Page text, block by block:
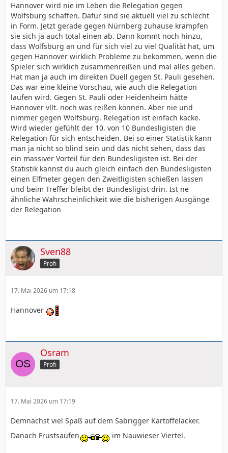
Hannover wird nie im Leben die Relegation gegen
Wolfsburg schaffen. Dafür sind sie aktuell viel zu schlecht
in Form. Jetzt gerade gegen Nürnberg zuhause krampfen
sie sich ja auch total einen ab. Dann kommt noch hinzu,
dass Wolfsburg an und für sich viel zu viel Qualität hat, um
gegen Hannover wirklich Probleme zu bekommen, wenn die
Spieler sich wirklich zusammenreißen und mal alles geben.
Hat man ja auch im direkten Duell gegen St. Pauli gesehen.
Das war eine kleine Vorschau, wie auch die Relegation
laufen wird. Gegen St. Pauli oder Heidenheim hätte
Hannover vllt. noch was reißen können. Aber nie und
nimmer gegen Wolfsburg. Relegation ist einfach kacke.
Wird wieder gefühlt der 10. von 10 Bundesligisten die
Relegation für sich entscheiden. Bei so einer Statistik kann
man ja nicht so blind sein und das nicht sehen, dass das
ein massiver Vorteil für den Bundesligisten ist. Bei der
Statistik kannst du auch gleich einfach den Bundesligisten
einen Elfmeter gegen den Zweitligisten schießen lassen
und beim Treffer bleibt der Bundesligist drin. Ist ne
ähnliche Wahrscheinlichkeit wie die bisherigen Ausgänge
der Relegation
Sven88
Profi
17. Mai 2026 um 17:18
Hannover
Osram
Profi
17. Mai 2026 um 17:19
Demnächst viel Spaß auf dem Sabrigger Kartoffelacker.
Danach Frustsaufen
im Nauwieser Viertel.